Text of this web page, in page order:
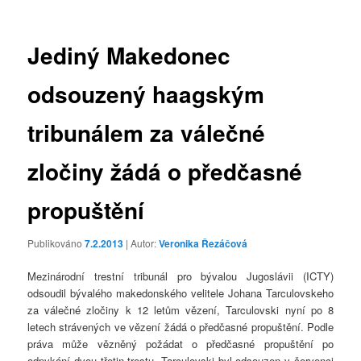
Jediný Makedonec
odsouzený haagským
tribunálem za válečné
zločiny žádá o předčasné
propuštění
Publikováno7.2.2013 | Autor:Veronika Řezáčová
Mezinárodní trestní tribunál pro bývalou Jugoslávii (ICTY)
odsoudil bývalého makedonského velitele Johana Tarculovskeho
za válečné zločiny k 12 letům vězení, Tarculovski nyní po 8
letech strávených ve vězení žádá o předčasné propuštění. Podle
práva může vězněný požádat o předčasné propuštění po